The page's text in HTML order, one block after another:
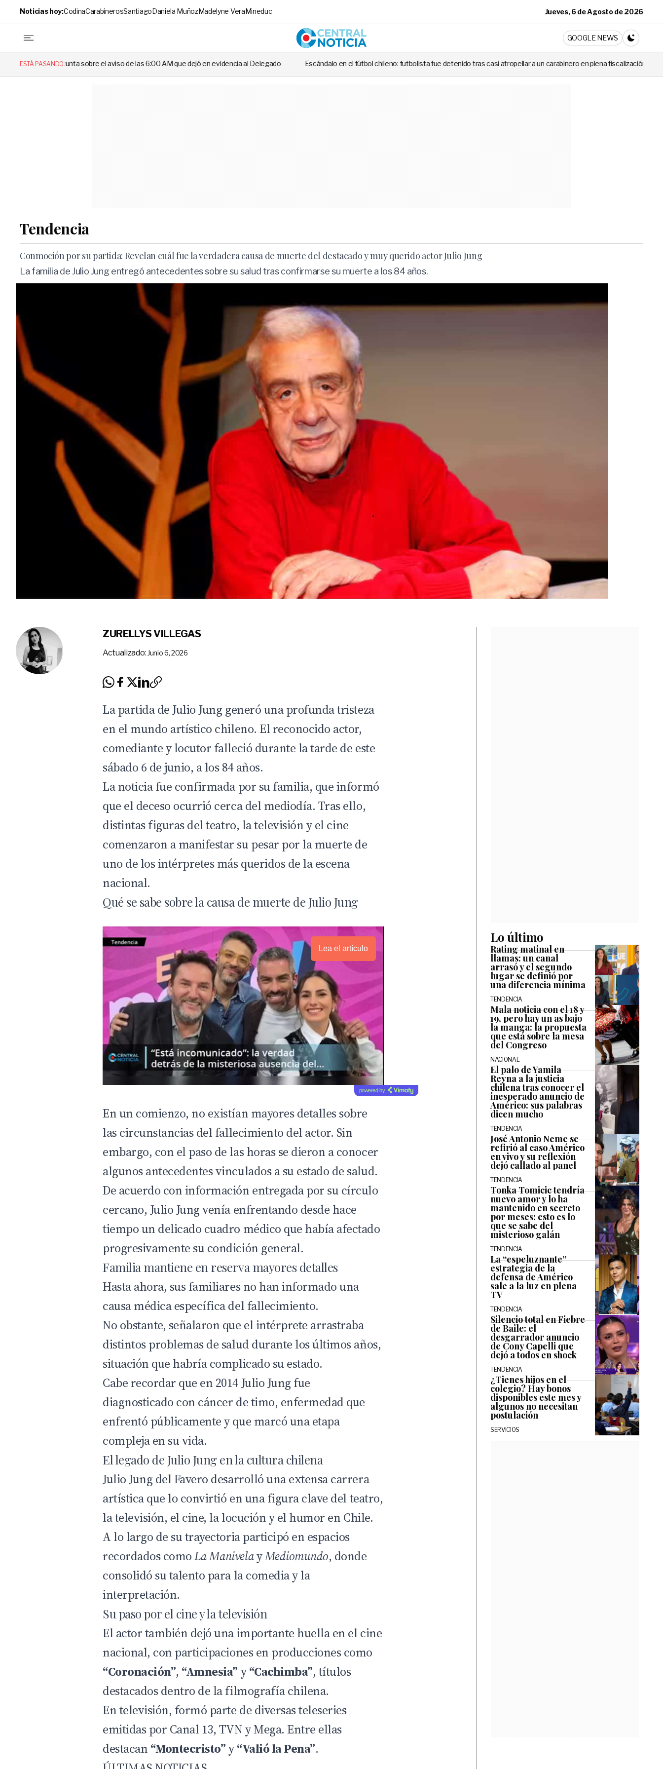
Noticias hoy:CodinaCarabinerosSantiagoDaniela MuñozMadelyne VeraMineduc Jueves, 6 de Agosto de 2026
Central Noticia
GOOGLE NEWS
CAMBIA A
ESTÁ PASANDO:
sobre el aviso de las 6:00 AM que dejó en evidencia al Delegado Escándalo en el fútbol chileno: futbolista fue detenido tras casi atropellar a un carabinero en plena fiscalización Cortes de luz de
Tendencia
Conmoción por su partida: Revelan cuál fue la verdadera causa de muerte del destacado y muy querido actor Julio Jung
La familia de Julio Jung entregó antecedentes sobre su salud tras confirmarse su muerte a los 84 años.
ZURELLYS VILLEGAS
Actualizado: Junio 6, 2026
La partida de Julio Jung generó una profunda tristeza
en el mundo artístico chileno. El reconocido actor,
comediante y locutor falleció durante la tarde de este
sábado 6 de junio, a los 84 años.
La noticia fue confirmada por su familia, que informó
que el deceso ocurrió cerca del mediodía. Tras ello,
distintas figuras del teatro, la televisión y el cine
comenzaron a manifestar su pesar por la muerte de
uno de los intérpretes más queridos de la escena
nacional.
Qué se sabe sobre la causa de muerte de Julio Jung
Lea el artículo
powered by
En un comienzo, no existían mayores detalles sobre
las circunstancias del fallecimiento del actor. Sin
embargo, con el paso de las horas se dieron a conocer
algunos antecedentes vinculados a su estado de salud.
De acuerdo con información entregada por su círculo
cercano, Julio Jung venía enfrentando desde hace
tiempo un delicado cuadro médico que había afectado
progresivamente su condición general.
Familia mantiene en reserva mayores detalles
Hasta ahora, sus familiares no han informado una
causa médica específica del fallecimiento.
No obstante, señalaron que el intérprete arrastraba
distintos problemas de salud durante los últimos años,
situación que habría complicado su estado.
Cabe recordar que en 2014 Julio Jung fue
diagnosticado con cáncer de timo, enfermedad que
enfrentó públicamente y que marcó una etapa
compleja en su vida.
El legado de Julio Jung en la cultura chilena
Julio Jung del Favero desarrolló una extensa carrera
artística que lo convirtió en una figura clave del teatro,
la televisión, el cine, la locución y el humor en Chile.
A lo largo de su trayectoria participó en espacios
recordados comoLa ManivelayMediomundo, donde
consolidó su talento para la comedia y la
interpretación.
Su paso por el cine y la televisión
El actor también dejó una importante huella en el cine
nacional, con participaciones en producciones como
“Coronación”, “Amnesia” y“Cachimba”, títulos
destacados dentro de la filmografía chilena.
En televisión, formó parte de diversas teleseries
emitidas por Canal 13, TVN y Mega. Entre ellas
destacan “Montecristo”y“Valió la Pena”.
Lo último
Rating matinal en
llamas: un canal
arrasó y el segundo
lugar se definió por
una diferencia mínima
TENDENCIA
Mala noticia con el 18 y
19, pero hay un as bajo
la manga: la propuesta
que está sobre la mesa
del Congreso
NACIONAL
El palo de Yamila
Reyna a la justicia
chilena tras conocer el
inesperado anuncio de
Américo: sus palabras
dicen mucho
TENDENCIA
José Antonio Neme se
refirió al caso Américo
en vivo y su reflexión
dejó callado al panel
TENDENCIA
Tonka Tomicic tendría
nuevo amor y lo ha
mantenido en secreto
por meses: esto es lo
que se sabe del
misterioso galán
TENDENCIA
La “espeluznante”
estrategia de la
defensa de Américo
sale a la luz en plena
TV
TENDENCIA
Silencio total en Fiebre
de Baile: el
desgarrador anuncio
de Cony Capelli que
dejó a todos en shock
TENDENCIA
¿Tienes hijos en el
colegio? Hay bonos
disponibles este mes y
algunos no necesitan
postulación
SERVICIOS